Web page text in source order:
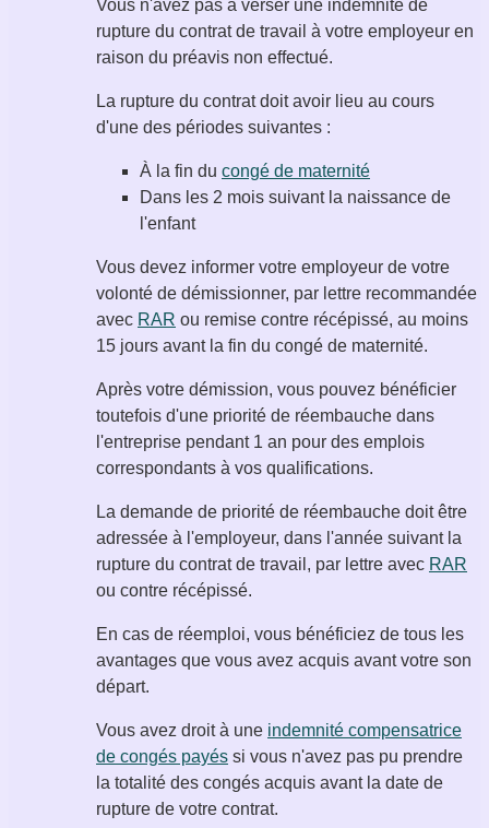
Vous n'avez pas à verser une indemnité de
rupture du contrat de travail à votre employeur en
raison du préavis non effectué.
La rupture du contrat doit avoir lieu au cours
d'une des périodes suivantes :
À la fin du congé de maternité
Dans les 2 mois suivant la naissance de
l'enfant
Vous devez informer votre employeur de votre
volonté de démissionner, par lettre recommandée
avec RAR ou remise contre récépissé, au moins
15 jours avant la fin du congé de maternité.
Après votre démission, vous pouvez bénéficier
toutefois d'une priorité de réembauche dans
l'entreprise pendant1 an pour des emplois
correspondants à vos qualifications.
La demande de priorité de réembauche doit être
adressée à l'employeur, dans l'année suivant la
rupture du contrat de travail, par lettre avec RAR
ou contre récépissé.
En cas de réemploi, vous bénéficiez de tous les
avantages que vous avez acquis avant votre son
départ.
Vous avez droit à une indemnité compensatrice
de congés payés si vous n'avez pas pu prendre
la totalité des congés acquis avant la date de
rupture de votre contrat.